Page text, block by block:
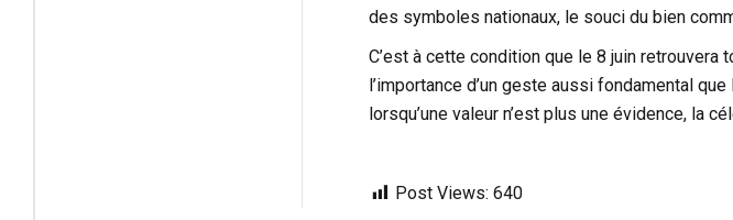
des symboles nationaux, le souci du bien
C’est à cette condition que le 8 juin retrouvera
l’importance d’un geste aussi fondamental
lorsqu’une valeur n’est plus une évidence, la
Post Views: 640